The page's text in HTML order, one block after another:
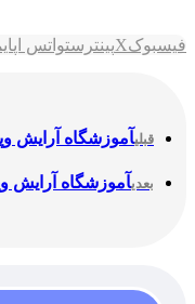
فیسبوکXپینترستواتس اپ
قبلیآموزشگاه آرایش
بعدیآموزشگاه آرایش